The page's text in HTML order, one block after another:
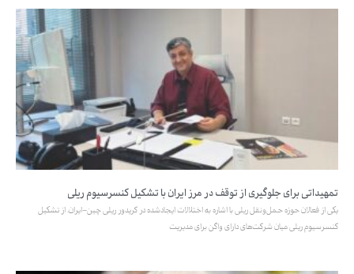
تمهیداتی برای جلوگیری از توقف در مرز ایران با تشکیل کنسرسیوم ریلی
یکی از فعالان حوزه حمل‌ونقل ریلی با اشاره به اختلالات ایجادشده در کریدور ریلی چین–ایران، از تشکیل
کنسرسیوم ریلی میان شرکت‌های دارای واگن برای مدیریت